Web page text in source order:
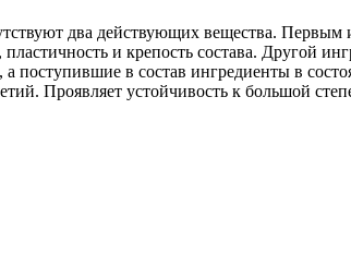
два действующих вещества.
и крепость состава. Другой
поступившие в состав ингредиенты в
Проявляет устойчивость к большой